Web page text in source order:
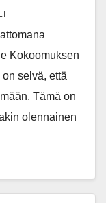
Kokoomuksen
selvä, että
Tämä on
olennainen